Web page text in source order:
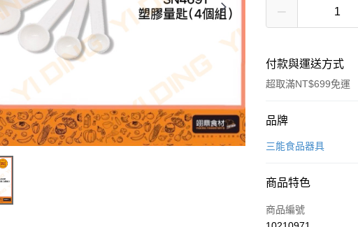
付款與運送方式
超取滿NT$699免運
付款方式
信用卡一次付款
運送方式
品牌
三能食品器具
商品特色
商品編號